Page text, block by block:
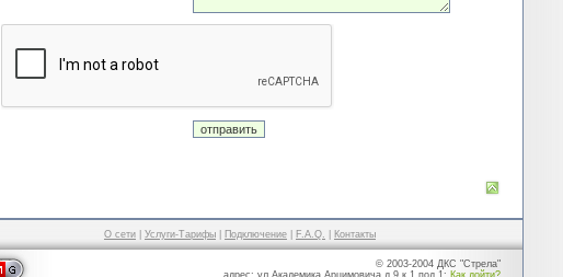
О сети Услуги-Тарифы Подключение F.A.Q. Контакты
© 2003-2004 ДКС "Стрела"
адрес: ул.Академика Арцимовича д.9 к.1 под.1; Как дойти?